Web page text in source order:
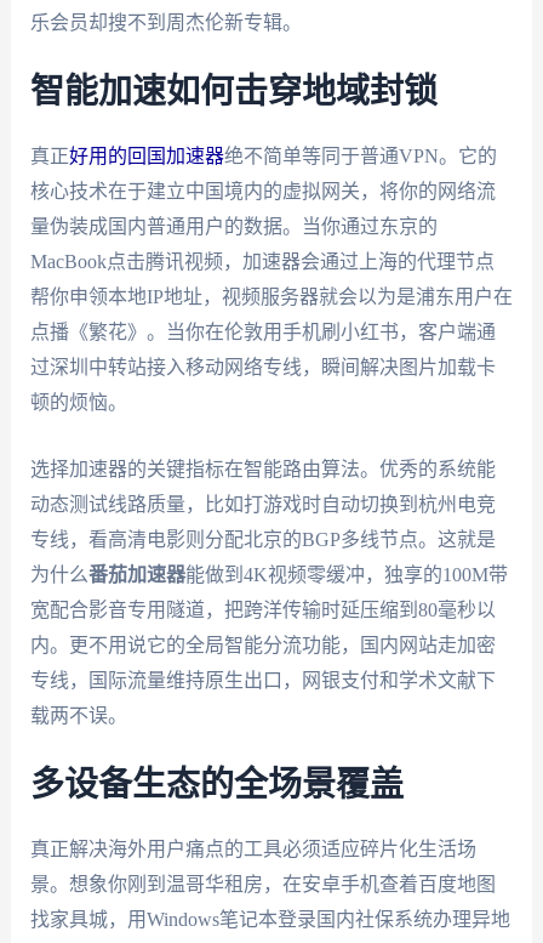
乐会员却搜不到周杰伦新专辑。
智能加速如何击穿地域封锁
真正好用的回国加速器绝不简单等同于普通VPN。它的
核心技术在于建立中国境内的虚拟网关，将你的网络流
量伪装成国内普通用户的数据。当你通过东京的
MacBook点击腾讯视频，加速器会通过上海的代理节点
帮你申领本地IP地址，视频服务器就会以为是浦东用户在
点播《繁花》。当你在伦敦用手机刷小红书，客户端通
过深圳中转站接入移动网络专线，瞬间解决图片加载卡
顿的烦恼。
选择加速器的关键指标在智能路由算法。优秀的系统能
动态测试线路质量，比如打游戏时自动切换到杭州电竞
专线，看高清电影则分配北京的BGP多线节点。这就是
为什么番茄加速器能做到4K视频零缓冲，独享的100M带
宽配合影音专用隧道，把跨洋传输时延压缩到80毫秒以
内。更不用说它的全局智能分流功能，国内网站走加密
专线，国际流量维持原生出口，网银支付和学术文献下
载两不误。
多设备生态的全场景覆盖
真正解决海外用户痛点的工具必须适应碎片化生活场
景。想象你刚到温哥华租房，在安卓手机查着百度地图
找家具城，用Windows笔记本登录国内社保系统办理异地